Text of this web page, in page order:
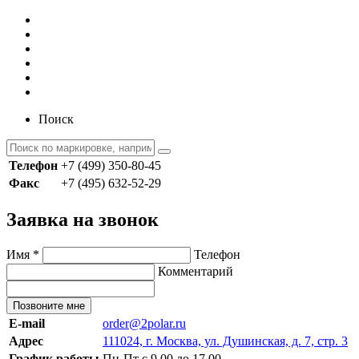
Поиск
Телефон +7 (499) 350-80-45
Факс
+7 (495) 632-52-29
Заявка на звонок
Имя *
Телефон
Комментарий
Позвоните мне
E-mail
order@2polar.ru
Адрес
111024, г. Москва, ул. Душинская, д. 7, стр. 3